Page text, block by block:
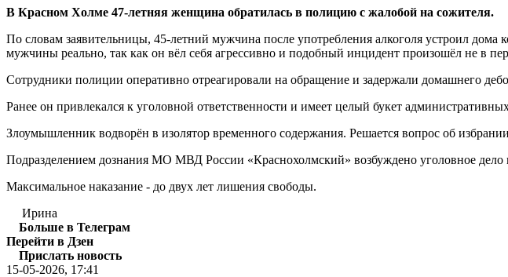
В Красном Холме 47-летняя женщина обратилась в полицию с жалобой на сожителя.
По словам заявительницы, 45-летний мужчина после употребления алкоголя устроил
мужчины реально, так как он вёл себя агрессивно и подобный инцидент произошёл не в
Сотрудники полиции оперативно отреагировали на обращение и задержали домашнего
Ранее он привлекался к уголовной ответственности и имеет целый букет
Злоумышленник водворён в изолятор временного содержания. Решается вопрос об
Подразделением дознания МО МВД России «Краснохолмский» возбуждено уголовное
Максимальное наказание - до двух лет лишения свободы.
Ирина
Больше в Телеграм
Перейти в Дзен
Прислать новость
15-05-2026, 17:41